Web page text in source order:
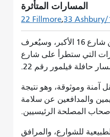
المسارات المتأثرة
22 Fillmore 33
بدايةً، سيتم دمج مشروع أولوية النقل في شارع فيلمور رقم 22 ضمن مشروع تحسين شارع 16 الأكبر، وسيُعرف
التي ستطرأ على شارع
آمنة وموثوقة، وهو نتيجة
والمدافعين عن سلامة
المصلحة الرئيسيين.
الطبيعية للشوارع، والمرافق